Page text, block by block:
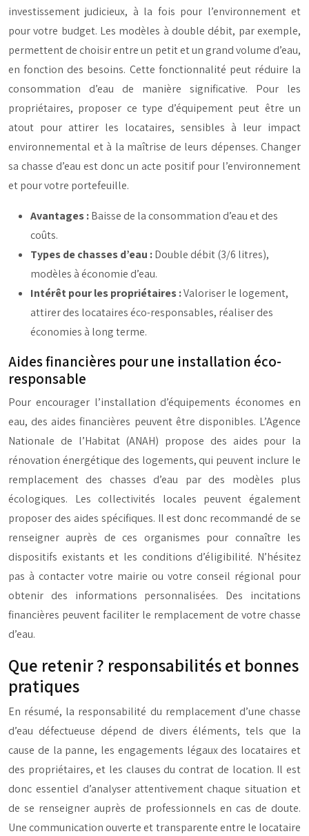
investissement judicieux, à la fois pour l’environnement et
pour votre budget. Les modèles à double débit, par exemple,
permettent de choisir entre un petit et un grand volume d’eau,
en fonction des besoins. Cette fonctionnalité peut réduire la
consommation d’eau de manière significative. Pour les
propriétaires, proposer ce type d’équipement peut être un
atout pour attirer les locataires, sensibles à leur impact
environnemental et à la maîtrise de leurs dépenses. Changer
sa chasse d’eau est donc un acte positif pour l’environnement
et pour votre portefeuille.
Avantages :Baisse de la consommation d’eau et des
coûts.
Types de chasses d’eau :Double débit (3/6 litres),
modèles à économie d’eau.
Intérêt pour les propriétaires :Valoriser le logement,
attirer des locataires éco-responsables, réaliser des
économies à long terme.
Aides financières pour une installation éco-
responsable
Pour encourager l’installation d’équipements économes en
eau, des aides financières peuvent être disponibles. L’Agence
Nationale de l’Habitat (ANAH) propose des aides pour la
rénovation énergétique des logements, qui peuvent inclure le
remplacement des chasses d’eau par des modèles plus
écologiques. Les collectivités locales peuvent également
proposer des aides spécifiques. Il est donc recommandé de se
renseigner auprès de ces organismes pour connaître les
dispositifs existants et les conditions d’éligibilité. N’hésitez
pas à contacter votre mairie ou votre conseil régional pour
obtenir des informations personnalisées. Des incitations
financières peuvent faciliter le remplacement de votre chasse
d’eau.
Que retenir ? responsabilités et bonnes
pratiques
En résumé, la responsabilité du remplacement d’une chasse
d’eau défectueuse dépend de divers éléments, tels que la
cause de la panne, les engagements légaux des locataires et
des propriétaires, et les clauses du contrat de location. Il est
donc essentiel d’analyser attentivement chaque situation et
de se renseigner auprès de professionnels en cas de doute.
Une communication ouverte et transparente entre le locataire